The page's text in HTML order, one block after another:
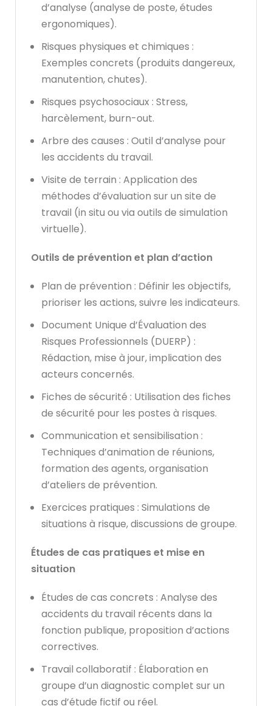
d’analyse (analyse de poste, études
ergonomiques).
Risques physiques et chimiques :
Exemples concrets (produits dangereux,
manutention, chutes).
Risques psychosociaux : Stress,
harcèlement, burn-out.
Arbre des causes : Outil d’analyse pour
les accidents du travail.
Visite de terrain : Application des
méthodes d’évaluation sur un site de
travail (in situ ou via outils de simulation
virtuelle).
Outils de prévention et plan d’action
Plan de prévention : Définir les objectifs,
prioriser les actions, suivre les indicateurs.
Document Unique d’Évaluation des
Risques Professionnels (DUERP) :
Rédaction, mise à jour, implication des
acteurs concernés.
Fiches de sécurité : Utilisation des fiches
de sécurité pour les postes à risques.
Communication et sensibilisation :
Techniques d’animation de réunions,
formation des agents, organisation
d’ateliers de prévention.
Exercices pratiques : Simulations de
situations à risque, discussions de groupe.
Études de cas pratiques et mise en
situation
Études de cas concrets : Analyse des
accidents du travail récents dans la
fonction publique, proposition d’actions
correctives.
Travail collaboratif : Élaboration en
groupe d’un diagnostic complet sur un
cas d’étude fictif ou réel.